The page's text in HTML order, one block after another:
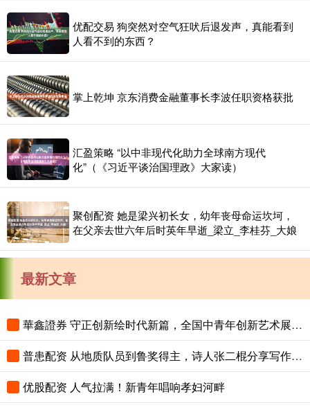
优配交易 狗突然对空气狂吠后退发声，真能看到
人看不到的东西？
掌上乾坤 京东消费金融董事长李波任职资格获批
汇盈策略 “以中非现代化助力全球南方现代
化”（《习近平谈治国理政》大家读）
聚创配资 她是梁兴初长女，幼年丧母命运坎坷，
在父亲去世六年后时英年早逝_梁立_李桂芬_大娘
最新文章
華鑫證券 守正创新绘时代新篇，全国中青年创新艺术展登陆中国美术馆
普患配资 从地质队员到鲁奖得主，诗人张二棍分享写作与人生：“因为苍天在上，我愿埋首人间”
优股配资 人气拉满！新青年唱响孝妇河畔